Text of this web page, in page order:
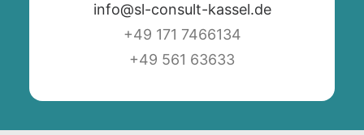
info@sl-consult-kassel.de
+49 171 7466134
+49 561 63633